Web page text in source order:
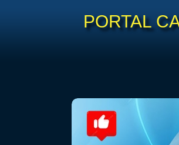
PORTAL